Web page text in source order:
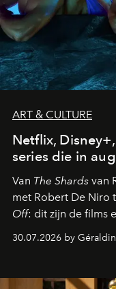
ART & CULTURE
Netflix,
series die in
Van The Shards van
met Robert De Niro
Off: dit zijn de films
30.07.2026 by